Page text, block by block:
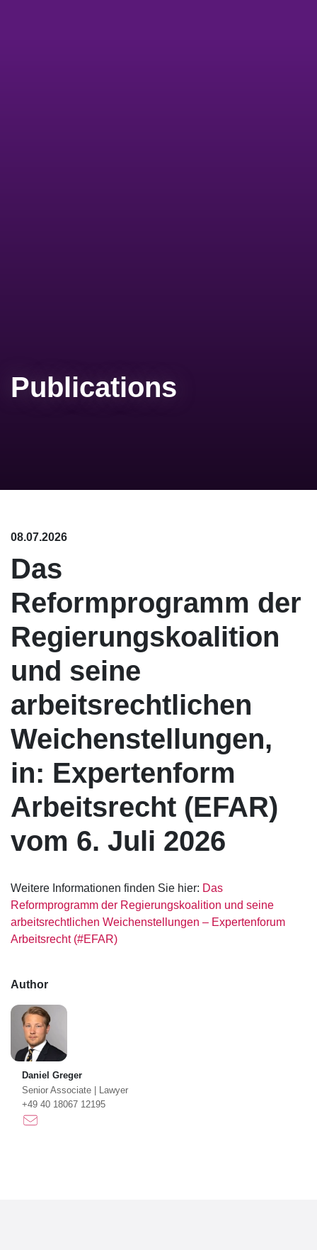
Publications
08.07.2026
Das
Reformprogramm der
Regierungskoalition
und seine
arbeitsrechtlichen
Weichenstellungen,
in: Expertenform
Arbeitsrecht (EFAR)
vom 6. Juli 2026
Weitere Informationen finden Sie hier: Das
Reformprogramm der Regierungskoalition und seine
arbeitsrechtlichen Weichenstellungen – Expertenforum
Arbeitsrecht (#EFAR)
Author
Daniel Greger
Senior Associate
Lawyer
+49 40 18067 12195